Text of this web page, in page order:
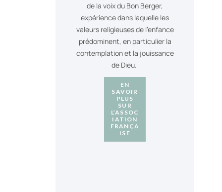
de la voix du Bon Berger,
expérience dans laquelle les
valeurs religieuses de l’enfance
prédominent, en particulier la
contemplation et la jouissance
de Dieu.
EN
SAVOIR
PLUS
SUR
L’ASSOC
IATION
FRANÇA
ISE